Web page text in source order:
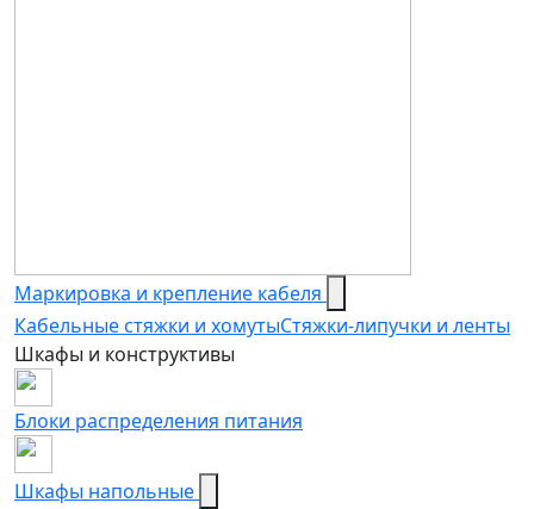
Маркировка и крепление кабеля
Кабельные стяжки и хомутыСтяжки-липучки и ленты
Шкафы и конструктивы
Блоки распределения питания
Шкафы напольные